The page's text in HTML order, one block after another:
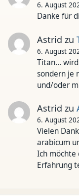
6. August
Danke für
Astrid zu
6. August
Titan...
sondern je
und/oder
Astrid zu
6. August
Vielen
arabicum
Ich möchte
Erfahrung